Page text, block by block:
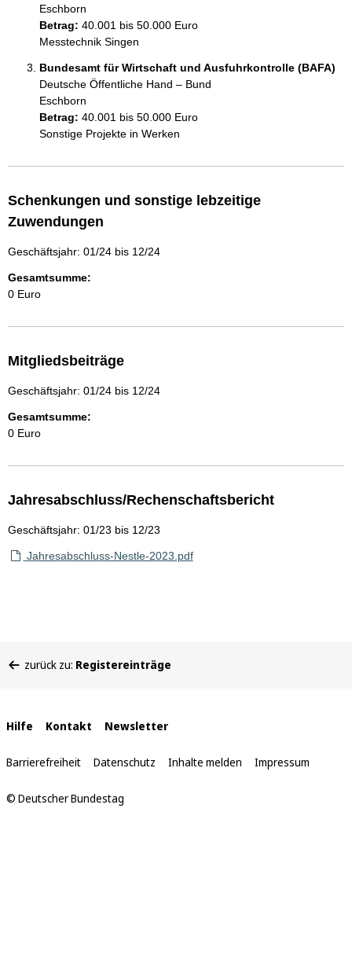
Eschborn
Betrag: 40.001 bis 50.000 Euro
Messtechnik Singen
Bundesamt für Wirtschaft und Ausfuhrkontrolle (BAFA)
Deutsche Öffentliche Hand – Bund
Eschborn
Betrag: 40.001 bis 50.000 Euro
Sonstige Projekte in Werken
Schenkungen und sonstige lebzeitige
Zuwendungen
Geschäftsjahr: 01/24 bis 12/24
Gesamtsumme:
0 Euro
Mitgliedsbeiträge
Geschäftsjahr: 01/24 bis 12/24
Gesamtsumme:
0 Euro
Jahresabschluss/Rechenschaftsbericht
Geschäftsjahr: 01/23 bis 12/23
Jahresabschluss-Nestle-2023.pdf
befinden
zurück zu: Registereinträge
Interne
Links
Hilfe Kontakt Newsletter
Barrierefreiheit Datenschutz Inhalte melden Impressum
© Deutscher Bundestag